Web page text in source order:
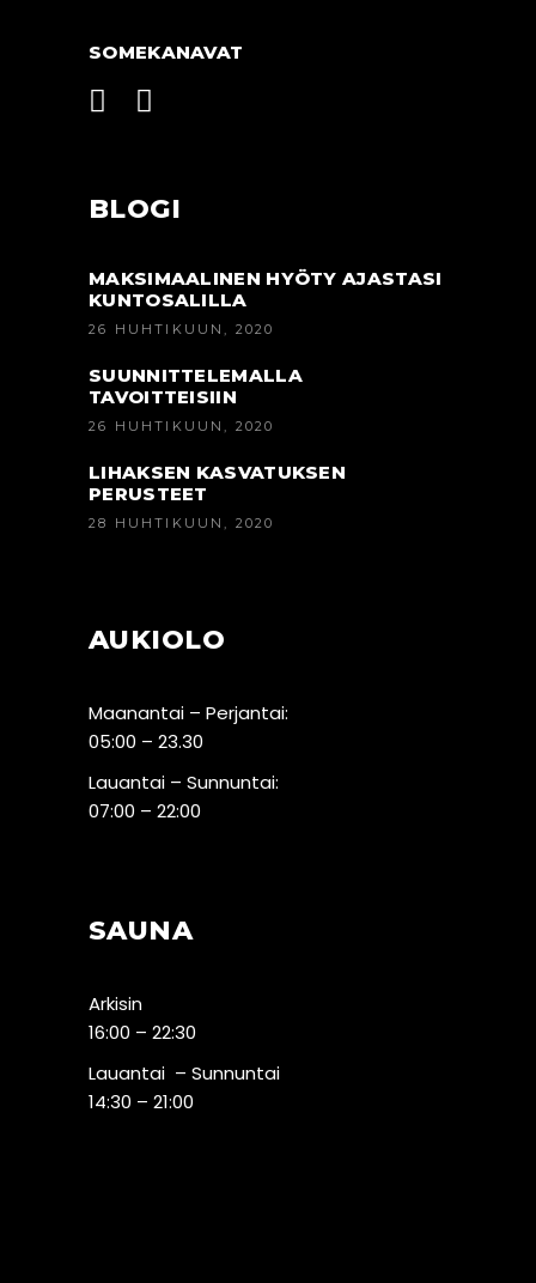
SOMEKANAVAT
BLOGI
MAKSIMAALINEN HYÖTY AJASTASI
KUNTOSALILLA
26 HUHTIKUUN, 2020
SUUNNITTELEMALLA
TAVOITTEISIIN
26 HUHTIKUUN, 2020
LIHAKSEN KASVATUKSEN
PERUSTEET
28 HUHTIKUUN, 2020
AUKIOLO
Maanantai – Perjantai:
05:00 – 23.30
Lauantai – Sunnuntai:
07:00 – 22:00
SAUNA
Arkisin
16:00 – 22:30
Lauantai – Sunnuntai
14:30 – 21:00